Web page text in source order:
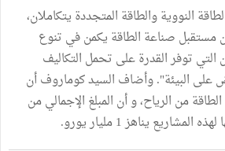
النوويةوالطاقة المتجددة يتكاملان،
مستقبل صناعة الطاقة يكمنفي تنوع
التي توفرالقدرةعلى تحمل التكاليف
على البيئة".وأضاف السيدكوماروفأن
الطاقةمن الرياح،وأن المبلغ الإجماليمن
لهذه المشاريع يناهز1 ملياريورو.